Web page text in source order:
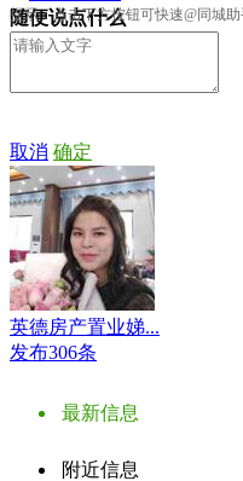
随便说点什么
提示：点击下方按钮可快速@同城
取消 确定
英德房产置业娣...
发布306条
最新信息
附近信息